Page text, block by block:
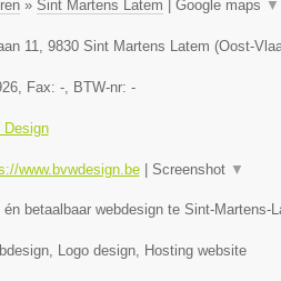
» Sint Martens Latem Google maps ▼
11, 9830 Sint Martens Latem (Oost-
, Fax: -, BTW-nr: -
Design
www.bvwdesign.be| Screenshot ▼
én betaalbaar webdesign te Sint-Martens-
Logo design, Hosting website